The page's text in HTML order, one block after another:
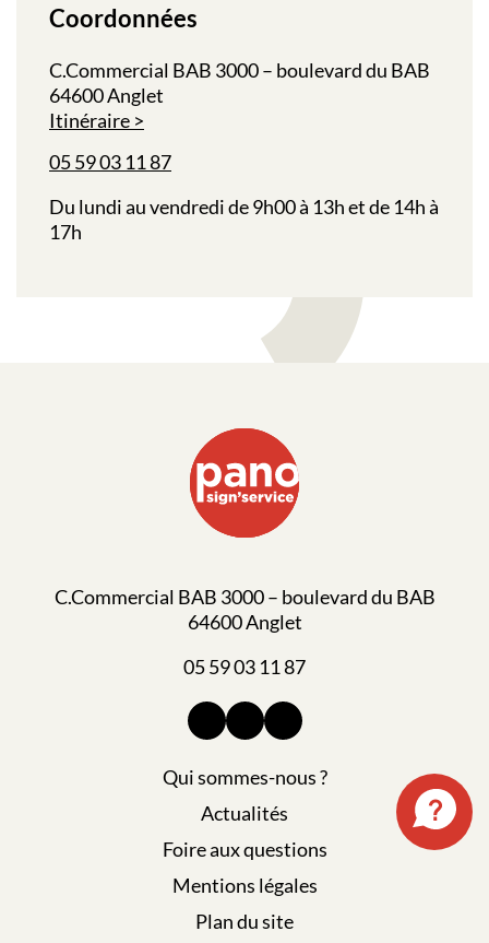
Coordonnées
C.Commercial BAB 3000 – boulevard du BAB
64600 Anglet
Itinéraire
05 59 03 11 87
Du lundi au vendredi de 9h00 à 13h et de 14h à
17h
C.Commercial BAB 3000 – boulevard du BAB
64600 Anglet
05 59 03 11 87
Qui sommes-nous ?
Actualités
Foire aux questions
Mentions légales
Plan du site